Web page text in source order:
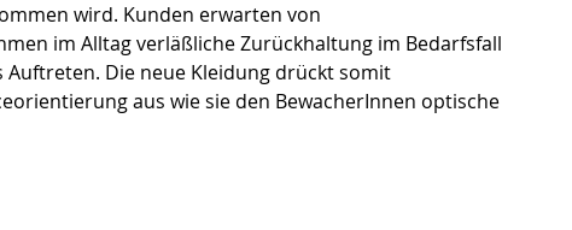
wird. Kunden erwarten von
im Alltag verläßliche Zurückhaltung im Bedarfsfall
Die neue Kleidung drückt somit
aus wie sie den BewacherInnen optische